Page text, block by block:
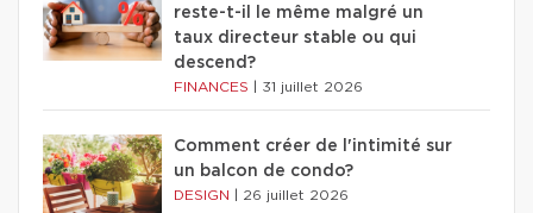
reste-t-il le même malgré un
taux directeur stable ou qui
descend?
FINANCES 31 juillet 2026
Comment créer de l'intimité sur
un balcon de condo?
DESIGN 26 juillet 2026